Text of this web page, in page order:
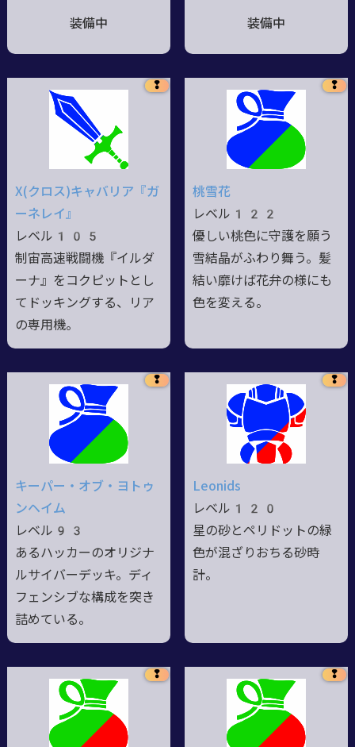
装備中 装備中
❢
X(クロス)キャバリア『ガ
ーネレイ』
レベル105
制宙高速戦闘機『イルダ
ーナ』をコクピットとし
てドッキングする、リア
の専用機。
❢
桃雪花
レベル122
優しい桃色に守護を願う
雪結晶がふわり舞う。髪
結い靡けば花弁の様にも
色を変える。
❢
キーパー・オブ・ヨトゥ
ンヘイム
レベル93
あるハッカーのオリジナ
ルサイバーデッキ。ディ
フェンシブな構成を突き
詰めている。
❢
Leonids
レベル120
星の砂とペリドットの緑
色が混ざりおちる砂時
計。
❢ ❢